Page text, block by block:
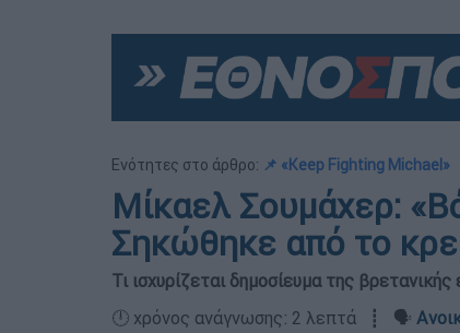
Ενότητες στο άρθρο: 📌 «Keep Fighting Michael»
Μίκαελ Σουμάχερ:
Σηκώθηκε από το
Τι ισχυρίζεται δημοσίευμα της
🕛 χρόνος ανάγνωσης: 2 λεπτά ┋ 🗣️